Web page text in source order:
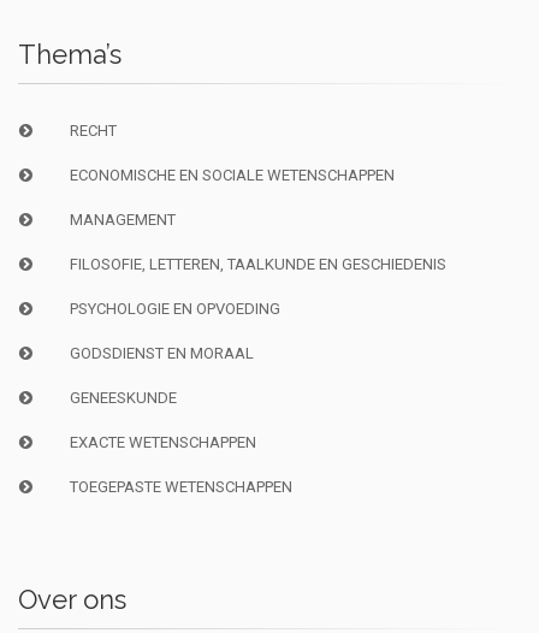
Thema’s
RECHT
ECONOMISCHE EN SOCIALE WETENSCHAPPEN
MANAGEMENT
FILOSOFIE, LETTEREN, TAALKUNDE EN GESCHIEDENIS
PSYCHOLOGIE EN OPVOEDING
GODSDIENST EN MORAAL
GENEESKUNDE
EXACTE WETENSCHAPPEN
TOEGEPASTE WETENSCHAPPEN
Over ons